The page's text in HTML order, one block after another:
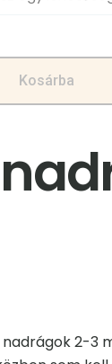
Kosárba
2-3